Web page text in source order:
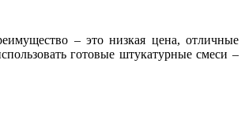
– это низкая цена, отличные
готовые штукатурные смеси –